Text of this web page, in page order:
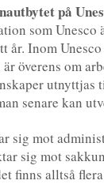
på
som
år. Inom
överens om
senare kan
sig mot
sig mot
finns alltså